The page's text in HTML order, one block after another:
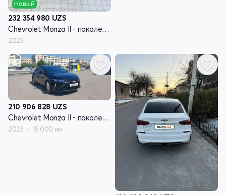
Новый
232 354 980 UZS
Chevrolet Monza II - поколение рестайлинг
2023
210 906 828 UZS
Chevrolet Monza II - поколение рестайлинг
2023 15 000 км